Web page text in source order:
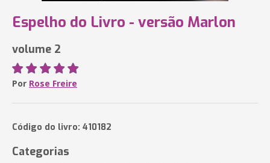
Espelho do Livro - versão Marlon
volume 2
Por Rose Freire
Código do livro: 410182
Categorias